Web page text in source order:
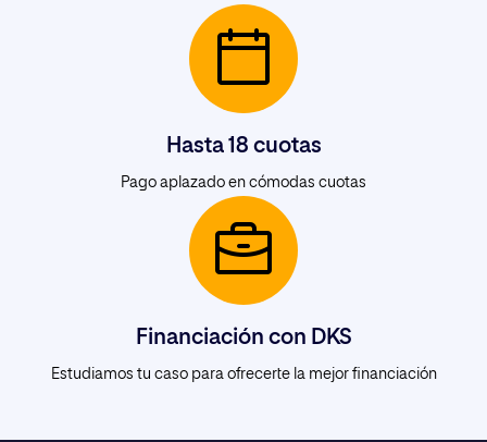
Hasta 18 cuotas
Pago aplazado en cómodas cuotas
Financiación con DKS
Estudiamos tu caso para ofrecerte la mejor financiación